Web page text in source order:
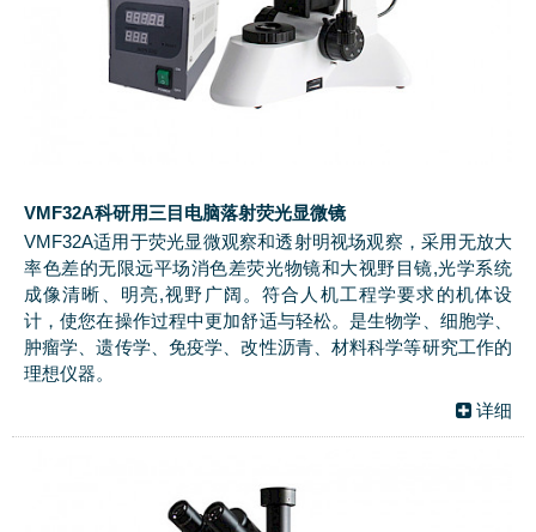
VMF32A科研用三目电脑落射荧光显微镜
VMF32A适用于荧光显微观察和透射明视场观察，采用无放大
率色差的无限远平场消色差荧光物镜和大视野目镜,光学系统
成像清晰、明亮,视野广阔。符合人机工程学要求的机体设
计，使您在操作过程中更加舒适与轻松。是生物学、细胞学、
肿瘤学、遗传学、免疫学、改性沥青、材料科学等研究工作的
理想仪器。
详细